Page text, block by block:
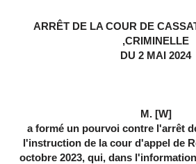
ARRÊT DE LA COUR DE
CRIMINELLE,
DU 2 MAI 2024
M. [W]
a formé un pourvoi contre l'arrêt
l'instruction de la cour d'appel de
octobre 2023, qui, dans